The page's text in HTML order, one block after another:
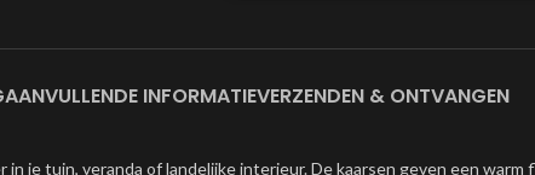
AANVULLENDE INFORMATIEVERZENDEN & ONTVANGEN
je tuin, veranda of landelijke interieur. De kaarsen geven een